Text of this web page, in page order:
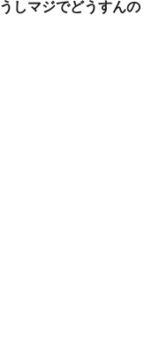
しマジでどうすんの